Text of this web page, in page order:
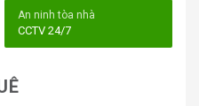
Regus Worc@Q2 –
Thảo Điền,
An ninh tòa nhà
CCTV 24/7